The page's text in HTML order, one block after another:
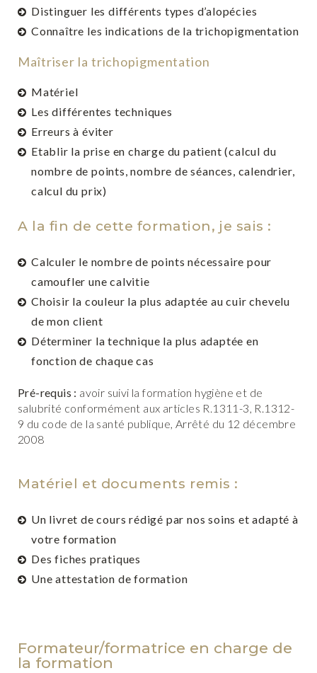
Distinguer les différents types d’alopécies
Connaître les indications de la trichopigmentation
Maîtriser la trichopigmentation
Matériel
Les différentes techniques
Erreurs à éviter
Etablir la prise en charge du patient (calcul du
nombre de points, nombre de séances, calendrier,
calcul du prix)
A la fin de cette formation, je sais :
Calculer le nombre de points nécessaire pour
camoufler une calvitie
Choisir la couleur la plus adaptée au cuir chevelu
de mon client
Déterminer la technique la plus adaptée en
fonction de chaque cas
Pré-requis : avoir suivi la formation hygiène et de
salubrité conformément aux articles R.1311-3, R.1312-
9 du code de la santé publique, Arrêté du 12 décembre
2008
Matériel et documents remis :
Un livret de cours rédigé par nos soins et adapté à
votre formation
Des fiches pratiques
Une attestation de formation
Formateur/formatrice en charge de
la formation